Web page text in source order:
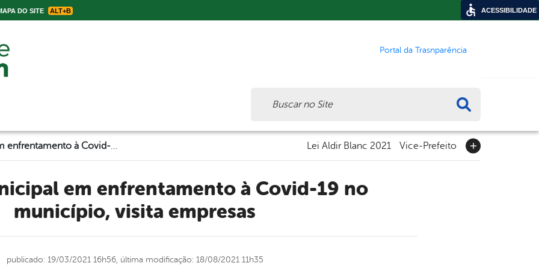
DO SITE ALT+B
Portal da Trasnparência
Lei Aldir Blanc 2021 Vice-Prefeito
município, visita empresas
publicado: 19/03/2021 16h56, última modificação: 18/08/2021 11h35
ACESSIBILIDADE